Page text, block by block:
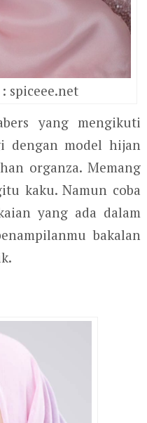
spiceee.net
yang mengikuti
dengan model hijan
organza. Memang
kaku. Namun coba
yang ada dalam
bakalan